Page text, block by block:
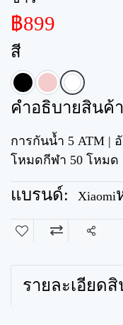
฿899
สี
คำอธิบายสินค้
การกันน้ำ 5 ATM | อั
โหมดกีฬา 50 โหมด
แบรนด์: Xiaomi
แชร์
รายละเอียด